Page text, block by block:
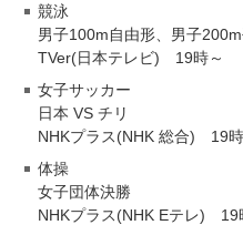
競泳
男子100m自由形、男子
TVer(日本テレビ) 19時～
女子サッカー
日本 VS チリ
NHKプラス(NHK 総合) 19
体操
女子団体決勝
NHKプラス(NHK Eテレ) 19